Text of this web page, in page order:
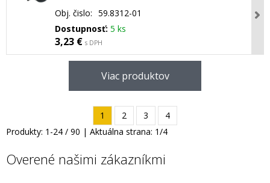
Obj. čislo: 59.8312-01
Dostupnosť: 5 ks
3,23 € s DPH
Viac produktov
1 2 3
4
Produkty: 1 -24 / 90 | Aktuálna strana: 1/4
Overené našimi zákazníkmi